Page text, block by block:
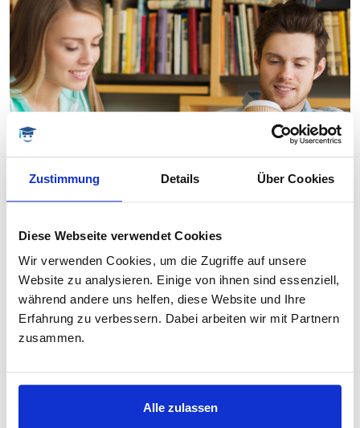
Zustimmung Details Über Cookies
Diese Webseite verwendet Cookies
Wir verwenden Cookies, um die Zugriffe auf unsere
Website zu analysieren. Einige von ihnen sind essenziell,
während andere uns helfen, diese Website und Ihre
Erfahrung zu verbessern. Dabei arbeiten wir mit Partnern
zusammen.
Alle zulassen
MÖCHTEN SIE UNTERSTÜTZUNG?
Dann melden Sie sich bei uns. Gemeinsam finden wir
immer die passende Lösung für Ihre Situation. Gerne
beraten wir Sie kostenlos und unverbindlich.